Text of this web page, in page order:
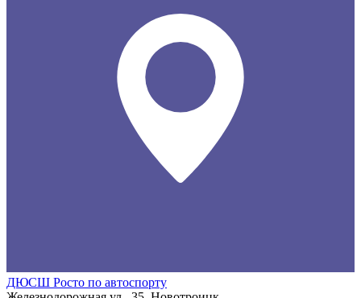
ДЮСШ Росто по автоспорту